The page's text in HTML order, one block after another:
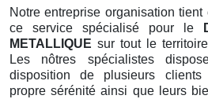
Notre entreprise organisation
ce service spécialisé pour le
METALLIQUE sur tout le
Les nôtres spécialistes
disposition de plusieurs
propre sérénité ainsi que leurs